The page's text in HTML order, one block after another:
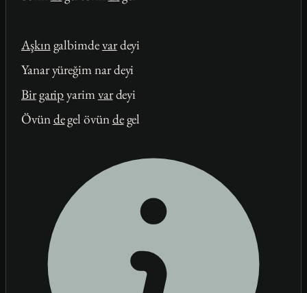
Aşkıngalbimdevardeyi
Yanar yüreğim nar deyi
Birgaripyarimvardeyi
Övündegel övündegel